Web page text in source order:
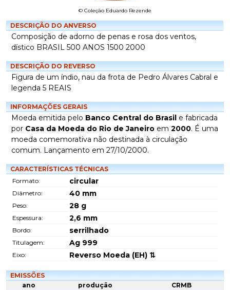
© Coleção Eduardo Rezende
DESCRIÇÃO DO ANVERSO
Composição de adorno de penas e rosa dos ventos,
dístico BRASIL 500 ANOS 1500 2000
DESCRIÇÃO DO REVERSO
Figura de um índio, nau da frota de Pedro Álvares Cabral e
legenda 5 REAIS
INFORMAÇÕES GERAIS
Moeda emitida pelo Banco Central do Brasil e fabricada
por Casa da Moeda do Rio de Janeiro em 2000. É uma
moeda comemorativa não destinada à circulação
comum. Lançamento em 27/10/2000.
CARACTERÍSTICAS TÉCNICAS
Formato:
circular
Diâmetro: 40 mm
Peso: 28 g
Espessura: 2,6 mm
Bordo: serrilhado
Titulagem: Ag 999
Eixo: Reverso Moeda (EH) ⇅
EMISSÕES
ano
produção CRMB